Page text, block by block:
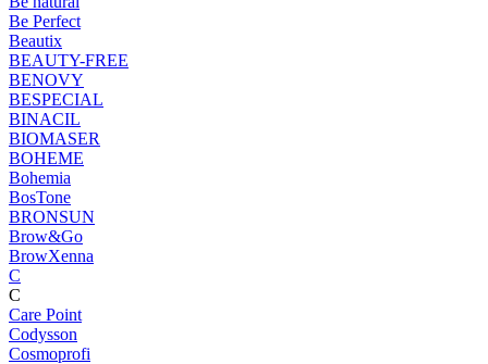
Be Perfect
Beautix
BEAUTY-FREE
BENOVY
BESPECIAL
BINACIL
BIOMASER
BOHEME
Bohemia
BosTone
BRONSUN
Brow&Go
BrowXenna
C
C
Care Point
Codysson
Cosmoprofi